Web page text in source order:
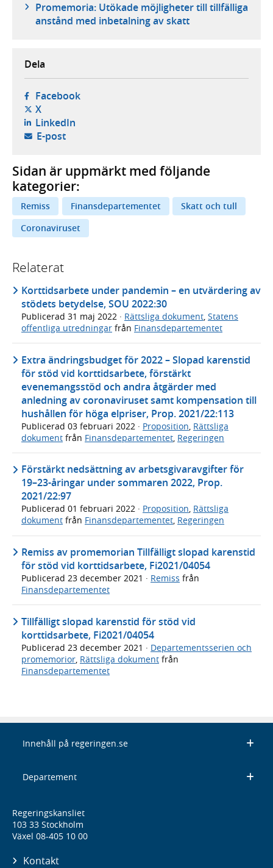
Promemoria: Utökade möjligheter till tillfälliga
anstånd med inbetalning av skatt
Dela
Facebook- öppnas i ny flik, extern webbplats,
X- öppnas i ny flik, extern webbplats,
LinkedIn- öppnas i ny flik, extern webbplats,
E-post- öppnar din e-postklient,
Sidan är uppmärkt med följande
kategorier:
Remiss Finansdepartementet
Skatt och tull
Coronaviruset
Relaterat
Korttidsarbete under pandemin – en utvärdering av
stödets betydelse, SOU 2022:30
Publicerad 31 maj 2022 · Rättsliga dokument, Statens
offentliga utredningar från Finansdepartementet
Extra ändringsbudget för 2022 – Slopad karenstid
för stöd vid korttidsarbete, förstärkt
evenemangsstöd och andra åtgärder med
anledning av coronaviruset samt kompensation till
hushållen för höga elpriser, Prop. 2021/22:113
Publicerad 03 februari 2022 · Proposition Rättsliga
dokument från Finansdepartementet Regeringen
Förstärkt nedsättning av arbetsgivaravgifter för
19–23-åringar under sommaren 2022, Prop.
2021/22:97
Publicerad 01 februari 2022 · Proposition, Rättsliga
dokument från Finansdepartementet, Regeringen
Remiss av promemorian Tillfälligt slopad karenstid
för stöd vid korttidsarbete, Fi2021/04054
Publicerad 23 december 2021 · Remiss från
Finansdepartementet
Tillfälligt slopad karenstid för stöd vid
korttidsarbete, Fi2021/04054
Publicerad 23 december 2021 · Departementsserien och
promemorior Rättsliga dokument från
Finansdepartementet
Innehåll på regeringen.se
Departement
Regeringskansliet
103 33 Stockholm
Växel 08-405 10 00
Kontakt